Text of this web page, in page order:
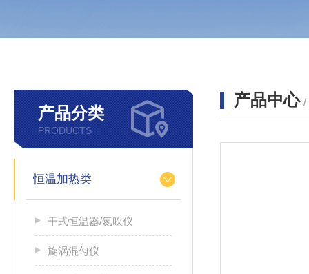
产品分类
PRODUCTS
恒温加热类
干式恒温器/氮吹仪
旋涡混匀仪
产品中心 /